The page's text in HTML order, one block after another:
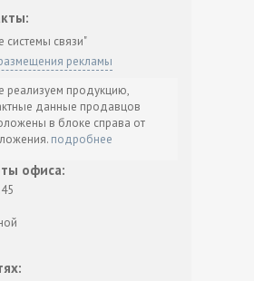
связи"
рекламы
реализуем продукцию,
данные продавцов
в блоке справа от
подробнее
офиса: